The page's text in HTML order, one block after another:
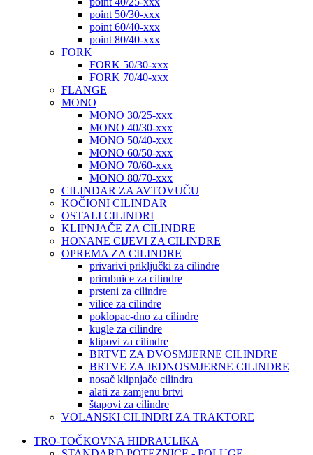
point 50/30-xxx
point 60/40-xxx
point 80/40-xxx
FORK
FORK 50/30-xxx
FORK 70/40-xxx
FLANGE
MONO
MONO 30/25-xxx
MONO 40/30-xxx
MONO 50/40-xxx
MONO 60/50-xxx
MONO 70/60-xxx
MONO 80/70-xxx
CILINDAR ZA AVTOVUČU
KOČIONI CILINDAR
OSTALI CILINDRI
KLIPNJAČE ZA CILINDRE
HONANE CIJEVI ZA CILINDRE
OPREMA ZA CILINDRE
privarivi priključki za cilindre
prirubnice za cilindre
prsteni za cilindre
vilice za cilindre
poklopac-dno za cilindre
kugle za cilindre
klipovi za cilindre
BRTVE ZA DVOSMJERNE CILINDRE
BRTVE ZA JEDNOSMJERNE CILINDRE
nosač klipnjače cilindra
alati za zamjenu brtvi
štapovi za cilindre
VOLANSKI CILINDRI ZA TRAKTORE
TRO-TOČKOVNA HIDRAULIKA